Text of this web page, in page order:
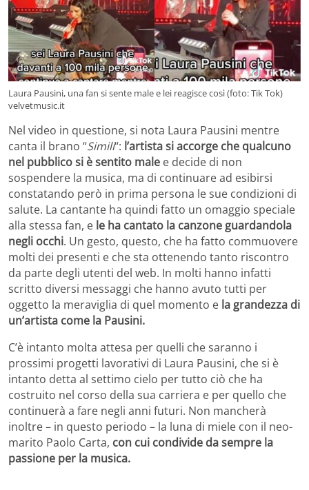
Laura Pausini, una fan si sente male e lei reagisce così (foto: Tik Tok)
velvetmusic.it
Nel video in questione, si nota Laura Pausini mentre
canta il brano “Simili“: l’artista si accorge che qualcuno
nel pubblico si è sentito male e decide di non
sospendere la musica, ma di continuare ad esibirsi
constatando però in prima persona le sue condizioni di
salute. La cantante ha quindi fatto un omaggio speciale
alla stessa fan, e le ha cantato la canzone guardandola
negli occhi. Un gesto, questo, che ha fatto commuovere
molti dei presenti e che sta ottenendo tanto riscontro
da parte degli utenti del web. In molti hanno infatti
scritto diversi messaggi che hanno avuto tutti per
oggetto la meraviglia di quel momento e la grandezza di
un’artista come la Pausini.
C’è intanto molta attesa per quelli che saranno i
prossimi progetti lavorativi di Laura Pausini, che si è
intanto detta al settimo cielo per tutto ciò che ha
costruito nel corso della sua carriera e per quello che
continuerà a fare negli anni futuri. Non mancherà
inoltre – in questo periodo – la luna di miele con il neo-
marito Paolo Carta, con cui condivide da sempre la
passione per la musica.